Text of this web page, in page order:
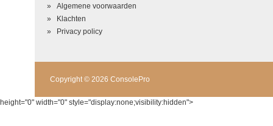
Algemene voorwaarden
Klachten
Privacy policy
Copyright © 2026 ConsolePro
height="0" width="0" style="display:none;visibility:hidden">